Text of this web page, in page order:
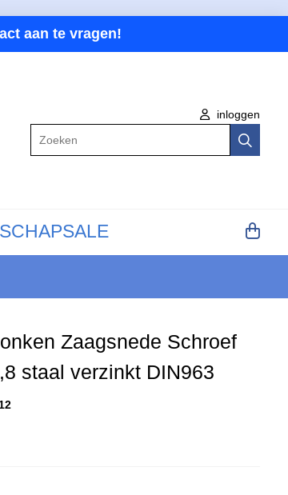
aan te vragen!
inloggen
SALE
Zaagsnede Schroef
staal verzinkt DIN963